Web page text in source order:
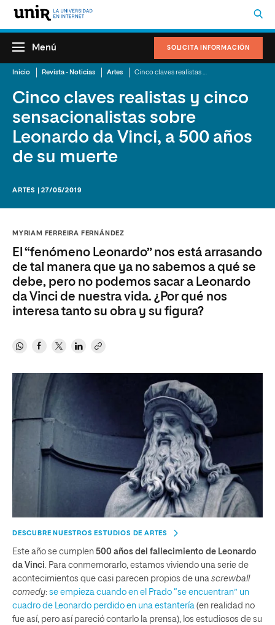
SOLICITA INFORMACIÓN
Menú
Inicio Revista - Noticias Artes
Cinco claves realistas y cinco
sensacionalistas sobre
Leonardo da Vinci, a 500 años
de su muerte
ARTES | 27/05/2019
MYRIAM FERREIRA FERNÁNDEZ
El “fenómeno Leonardo” nos está arrasando
de tal manera que ya no sabemos a qué se
debe, pero no podemos sacar a Leonardo
da Vinci de nuestra vida. ¿Por qué nos
interesa tanto su obra y su figura?
DESCUBRE NUESTROS ESTUDIOS DE ARTES
Este año se cumplen 500 años del fallecimiento de Leonardo
da Vinci. Para conmemorarlo, estamos viviendo una serie de
acontecimientos que casi parecen propios de una screwball
comedy: se empieza cuando en el Prado “se encuentran” un
cuadro de Leonardo perdido en una estantería (en realidad no
fue así, pero así pareció contarlo la prensa), los estudiosos de su